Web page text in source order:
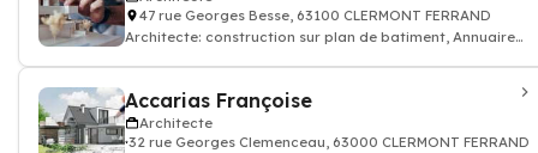
47 rue Georges Besse, 63100 CLERMONT FERRAND
Architecte: construction sur plan de batiment, Annuaire
Accarias Françoise
Architecte
32 rue Georges Clemenceau, 63000 CLERMONT FERRAND